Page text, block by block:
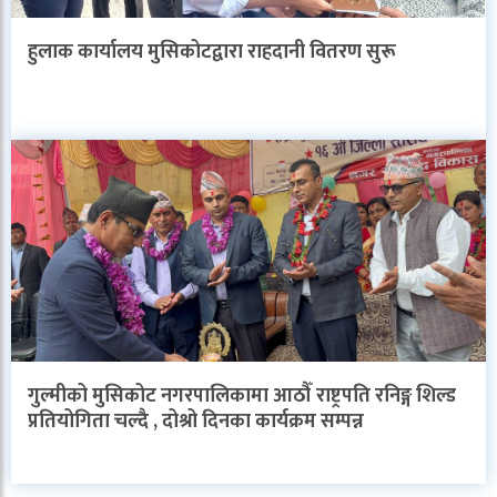
हुलाक कार्यालय मुसिकोटद्वारा राहदानी वितरण सुरू
गुल्मीको मुसिकोट नगरपालिकामा आठौँ राष्ट्रपति रनिङ्ग शिल्ड
प्रतियोगिता चल्दै , दोश्रो दिनका कार्यक्रम सम्पन्न